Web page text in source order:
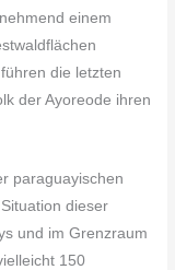
einem
die letzten
der Ayoreode ihren
paraguayischen
dieser
und im Grenzraum
150